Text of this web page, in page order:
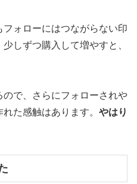
ォローにはつながらない印
しずつ購入して増やすと、
で、さらにフォローされや
た感触はあります。 やはり